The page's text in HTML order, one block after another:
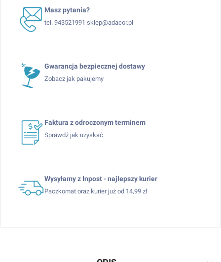
Masz pytania?
tel. 943521991 sklep@adacor.pl
Gwarancja bezpiecznej dostawy
Zobacz jak pakujemy
Faktura z odroczonym terminem
Sprawdź jak uzyskać
Wysyłamy z Inpost - najlepszy kurier
Paczkomat oraz kurier już od 14,99 zł